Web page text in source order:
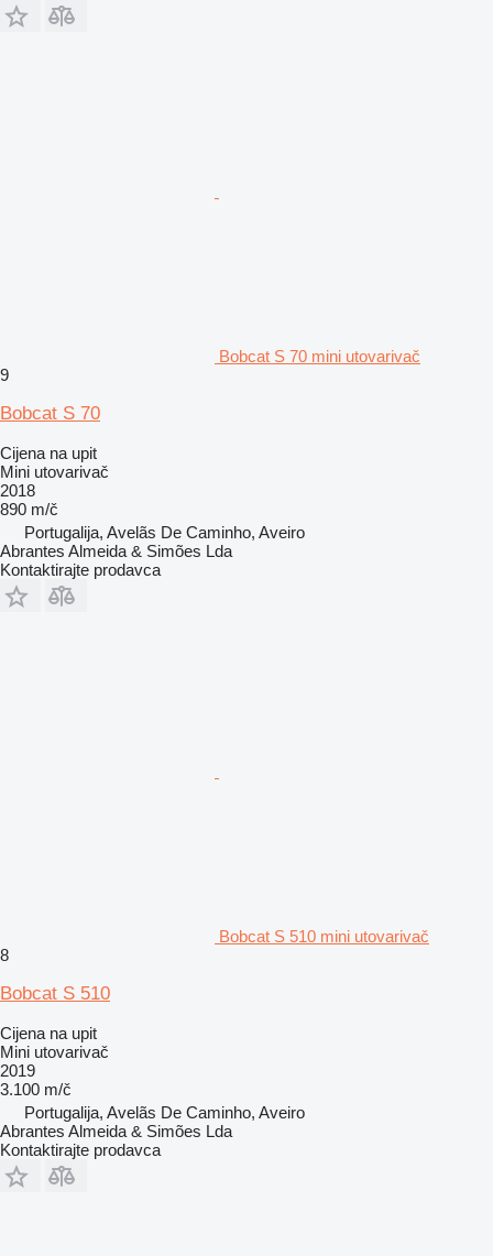
Bobcat S 70 mini utovarivač
9
Bobcat S 70
Cijena na upit
Mini utovarivač
2018
890 m/č
Portugalija, Avelãs De Caminho, Aveiro
Abrantes Almeida & Simões Lda
Kontaktirajte prodavca
Bobcat S 510 mini utovarivač
8
Bobcat S 510
Cijena na upit
Mini utovarivač
2019
3.100 m/č
Portugalija, Avelãs De Caminho, Aveiro
Abrantes Almeida & Simões Lda
Kontaktirajte prodavca